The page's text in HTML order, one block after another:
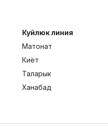
Куйлюк линия
Матонат
Киёт
Таларык
Ханабад